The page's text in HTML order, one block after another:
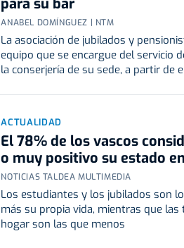
para su bar
ANABEL DOMÍNGUEZ | NTM
La asociación de jubilados y
equipo que se encargue del servicio
la conserjería de su sede, a partir de
ACTUALIDAD
El 78% de los vascos
o muy positivo su estado
NOTICIAS TALDEA MULTIMEDIA
Los estudiantes y los jubilados son
más su propia vida, mientras que
hogar son las que menos